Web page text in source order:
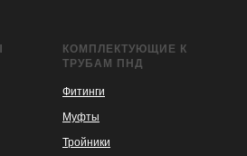
КОМПЛЕКТУЮЩИЕ К
ТРУБАМ ПНД
Фитинги
Муфты
Тройники